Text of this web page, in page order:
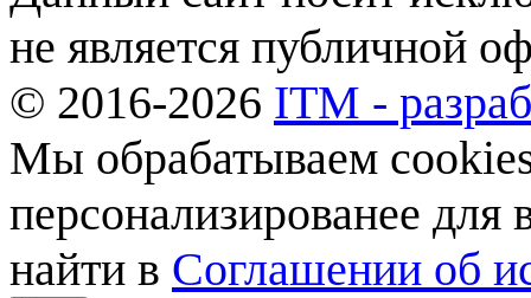
не является публичной
© 2016-2026 ITM -
Мы обрабатываем
персонализированее
найти в Соглашении об